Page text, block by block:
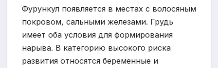
Фурункул появляется в местах с волосяным
покровом, сальными железами. Грудь
имеет оба условия для формирования
нарыва. В категорию высокого риска
развития относятся беременные и